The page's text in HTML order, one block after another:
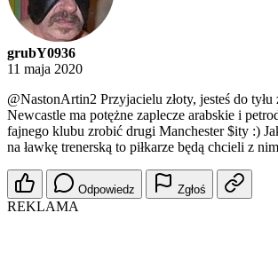
grubY0936
11 maja 2020
@NastonArtin2 Przyjacielu złoty, jesteś do
Newcastle ma potężne zaplecze arabskie i
fajnego klubu zrobić drugi Manchester $ity :)
na ławkę trenerską to piłkarze będą chcieli z
Odpowiedz Zgłoś
REKLAMA